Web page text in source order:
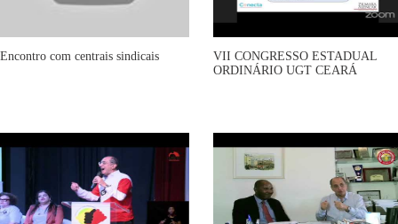
Encontro com centrais sindicais
VII CONGRESSO ESTADUAL
ORDINÁRIO UGT CEARÁ